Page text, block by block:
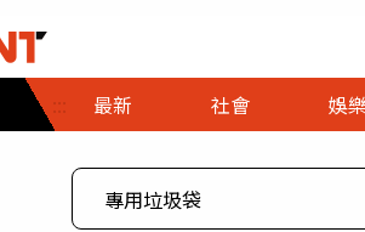
::: 最新 社會
社會首頁
時事
娛樂
娛樂首頁
即時
專題
財經首頁
熱線
３Ｃ
政